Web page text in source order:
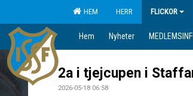
HEM HERR FLICKOR
Hem Nyheter
2a i tjejcupen i
2026-05-18 06:58